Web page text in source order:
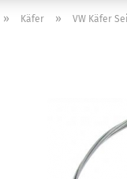
» Käfer » VW Käfer